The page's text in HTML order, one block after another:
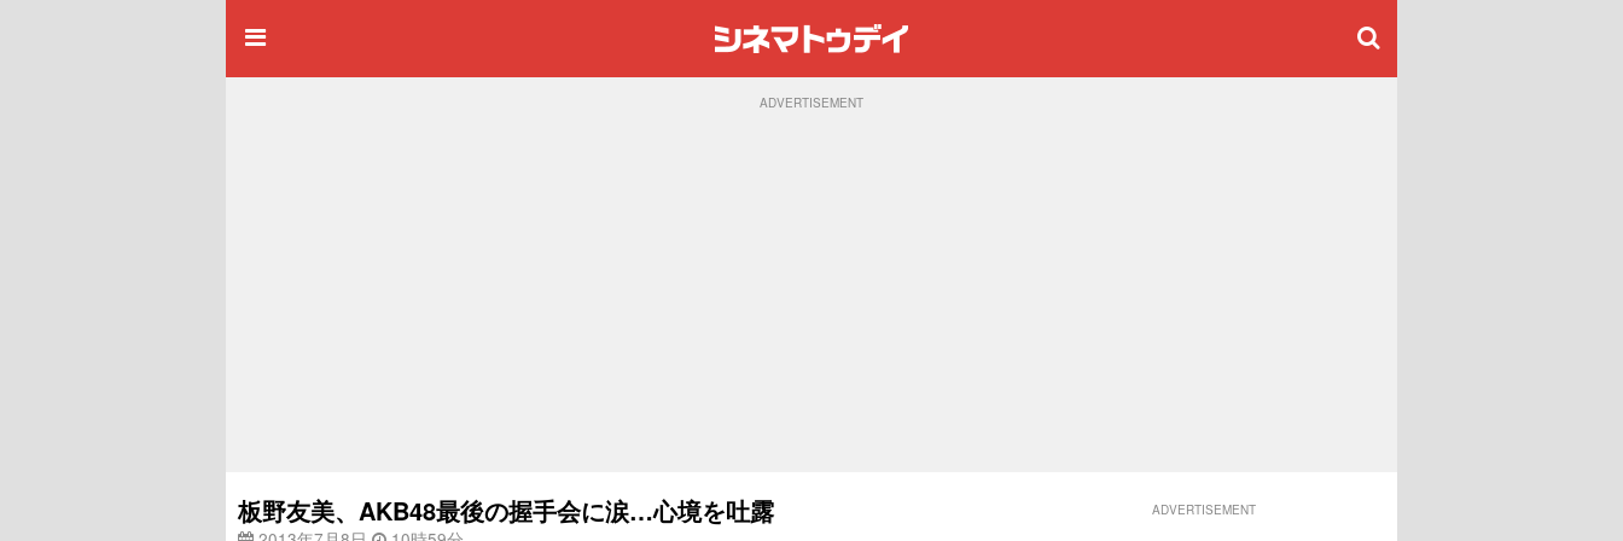
ADVERTISEMENT
板野友美、AKB48最後の握手会に涙…心境を吐露 ADVERTISEMENT